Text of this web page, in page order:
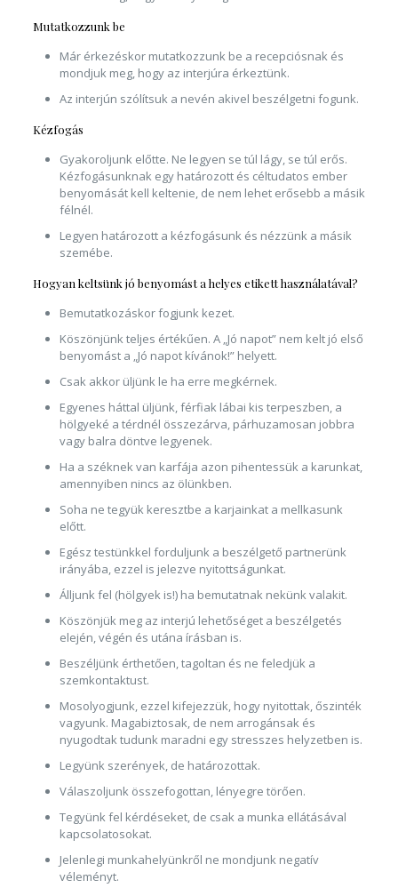
Mutatkozzunk be
Már érkezéskor mutatkozzunk be a recepciósnak és
mondjuk meg, hogy az interjúra érkeztünk.
Az interjún szólítsuk a nevén akivel beszélgetni fogunk.
Kézfogás
Gyakoroljunk előtte. Ne legyen se túl lágy, se túl erős.
Kézfogásunknak egy határozott és céltudatos ember
benyomását kell keltenie, de nem lehet erősebb a másik
félnél.
Legyen határozott a kézfogásunk és nézzünk a másik
szemébe.
Hogyan keltsünk jó benyomást a helyes etikett használatával?
Bemutatkozáskor fogjunk kezet.
Köszönjünk teljes értékűen. A „Jó napot” nem kelt jó első
benyomást a „Jó napot kívánok!” helyett.
Csak akkor üljünk le ha erre megkérnek.
Egyenes háttal üljünk, férfiak lábai kis terpeszben, a
hölgyeké a térdnél összezárva, párhuzamosan jobbra
vagy balra döntve legyenek.
Ha a széknek van karfája azon pihentessük a karunkat,
amennyiben nincs az ölünkben.
Soha ne tegyük keresztbe a karjainkat a mellkasunk
előtt.
Egész testünkkel forduljunk a beszélgető partnerünk
irányába, ezzel is jelezve nyitottságunkat.
Álljunk fel (hölgyek is!) ha bemutatnak nekünk valakit.
Köszönjük meg az interjú lehetőséget a beszélgetés
elején, végén és utána írásban is.
Beszéljünk érthetően, tagoltan és ne feledjük a
szemkontaktust.
Mosolyogjunk, ezzel kifejezzük, hogy nyitottak, őszinték
vagyunk. Magabiztosak, de nem arrogánsak és
nyugodtak tudunk maradni egy stresszes helyzetben is.
Legyünk szerények, de határozottak.
Válaszoljunk összefogottan, lényegre törően.
Tegyünk fel kérdéseket, de csak a munka ellátásával
kapcsolatosokat.
Jelenlegi munkahelyünkről ne mondjunk negatív
véleményt.